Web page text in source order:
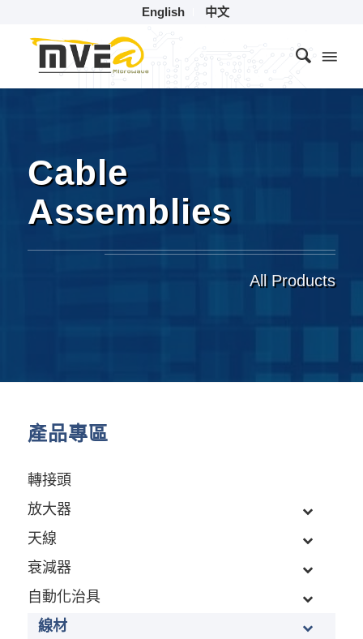
English 中文
Cable
Assemblies
All Products
產品專區
轉接頭
放大器
天線
衰減器
自動化治具
線材